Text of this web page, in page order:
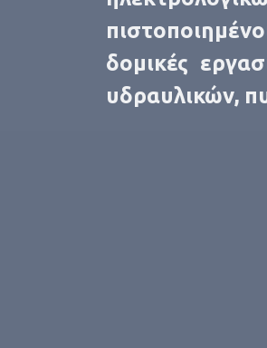
δομικές
υδραυλικών,